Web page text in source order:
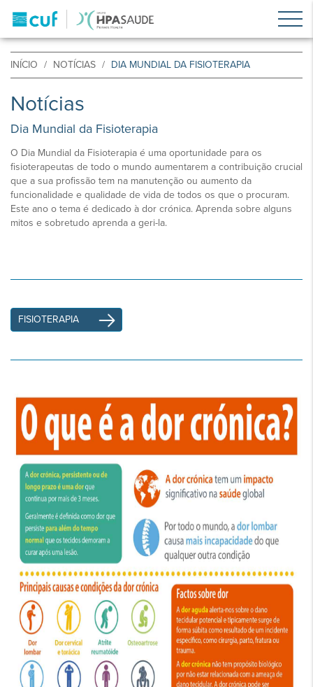
INÍCIO NOTÍCIAS DIA MUNDIAL DA FISIOTERAPIA
Notícias
Dia Mundial da Fisioterapia
O Dia Mundial da Fisioterapia é uma oportunidade para os
fisioterapeutas de todo o mundo aumentarem a contribuição crucial
que a sua profissão tem na manutenção ou aumento da
funcionalidade e qualidade de vida de todos os que o procuram.
Este ano o tema é dedicado à dor crónica. Aprenda sobre alguns
mitos e sobretudo aprenda a geri-la.
FISIOTERAPIA